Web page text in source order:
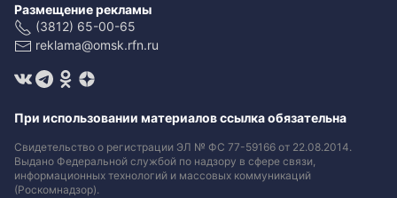
Размещение рекламы
(3812) 65-00-65
reklama@omsk.rfn.ru
При использовании материалов ссылка обязательна
Свидетельство о регистрации ЭЛ № ФС 77-59166 от 22.08.2014.
Выдано Федеральной службой по надзору в сфере связи,
информационных технологий и массовых коммуникаций
(Роскомнадзор).